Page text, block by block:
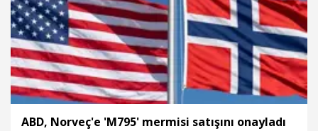
ABD, Norveç'e 'M795' mermisi satışını onayladı